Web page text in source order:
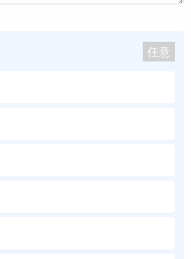
任意